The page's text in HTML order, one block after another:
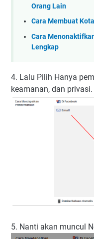
Orang Lain
Cara Membuat
Cara
Lengkap
4. Lalu Pilih Hanya
keamanan, dan privasi.
5. Nanti akan muncul